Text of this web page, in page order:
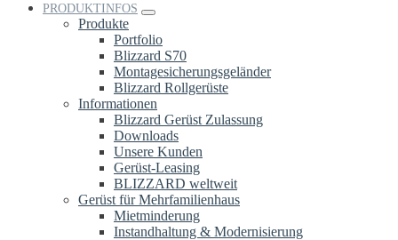
PRODUKTINFOS
Produkte
Portfolio
Blizzard S70
Montagesicherungsgeländer
Blizzard Rollgerüste
Informationen
Blizzard Gerüst Zulassung
Downloads
Unsere Kunden
Gerüst-Leasing
BLIZZARD weltweit
Gerüst für Mehrfamilienhaus
Mietminderung
Instandhaltung & Modernisierung